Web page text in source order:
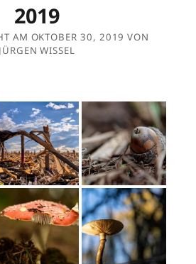
2019
AM OKTOBER 30, 2019 VON
JÜRGEN WISSEL